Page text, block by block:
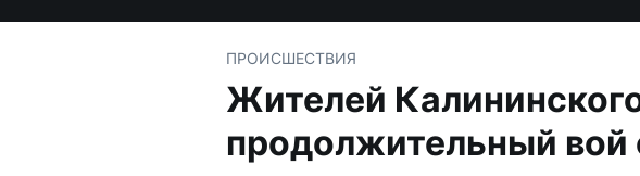
ПРОИСШЕСТВИЯ
Жителей
продолжительный вой